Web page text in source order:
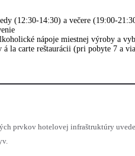
(12:30-14:30) a večere (19:00-
nápoje miestnej výroby a
á la carte reštaurácii (pri pobyte 7 a
prvkov hotelovej infraštruktúry